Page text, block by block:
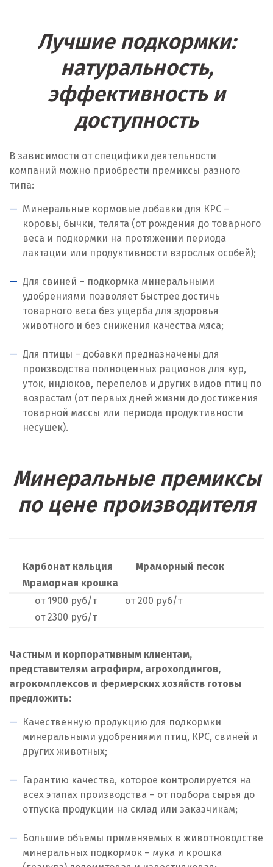
Лангепас
Липецк
Люберцы
Магнитогорск
Махачкала
Мегион
Медведевка
Москва
Мытищи
Н
Набарежные Челны
Невьянск
Нижний Новгород
Нижний Тагил
Новокоалиновый
Новокузнецк
Новосибирск
Новоуткинск
Новый Уренгой
Ногинск
Лучшие подкормки:
натуральность,
эффективность и
доступность
В зависимости от специфики деятельности
компаний можно приобрести премиксы разного
типа:
Минеральные кормовые добавки для КРС –
коровы, бычки, телята (от рождения до товарного
веса и подкормки на протяжении периода
лактации или продуктивности взрослых особей);
Для свиней – подкормка минеральными
удобрениями позволяет быстрее достичь
товарного веса без ущерба для здоровья
животного и без снижения качества мяса;
Для птицы – добавки предназначены для
производства полноценных рационов для кур,
уток, индюков, перепелов и других видов птиц по
возрастам (от первых дней жизни до достижения
товарной массы или периода продуктивности
несушек).
Минеральные премиксы
по цене производителя
Карбонат кальция
Мраморный песок
Мраморная крошка
от 1900 руб/т
от 200 руб/т
от 2300 руб/т
Частным и корпоративным клиентам,
представителям агрофирм, агрохолдингов,
агрокомплексов и фермерских хозяйств готовы
предложить:
Качественную продукцию для подкормки
минеральными удобрениями птиц, КРС, свиней и
других животных;
Гарантию качества, которое контролируется на
всех этапах производства – от подбора сырья до
отпуска продукции на склад или заказчикам;
Большие объемы применяемых в животноводстве
минеральных подкормок – мука и крошка